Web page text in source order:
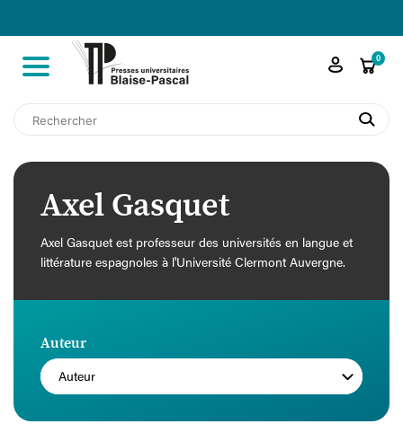
shopping_cart0

search
Axel Gasquet
Axel Gasquet est professeur des universités en langue et
littérature espagnoles à l'Université Clermont Auvergne.
Auteur
Auteur